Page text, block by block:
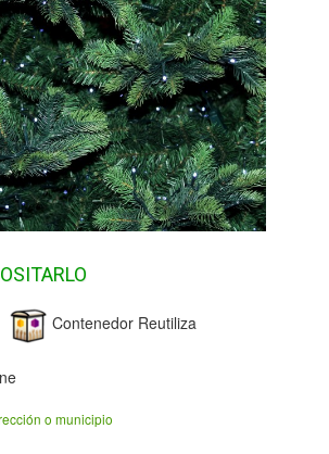
Contenedor Reutiliza
o municipio